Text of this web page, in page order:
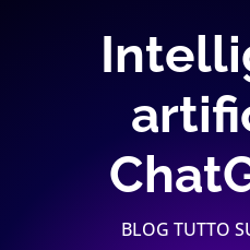
BLOG TUTTO